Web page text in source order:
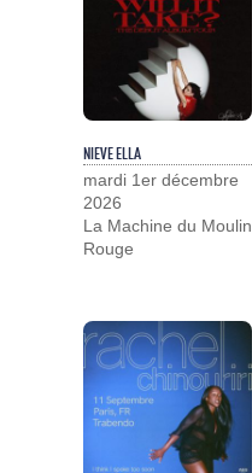
NIEVE ELLA
mardi 1er décembre
2026
La Machine du Moulin
Rouge